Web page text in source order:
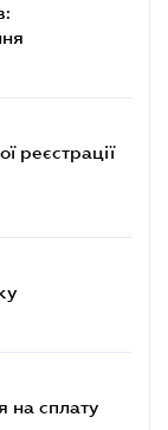
реєстрації
на сплату